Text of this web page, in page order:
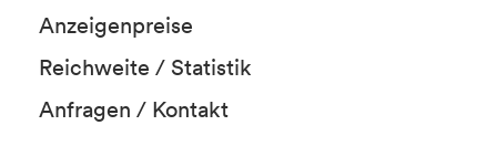
Anzeigenpreise
Reichweite / Statistik
Anfragen / Kontakt